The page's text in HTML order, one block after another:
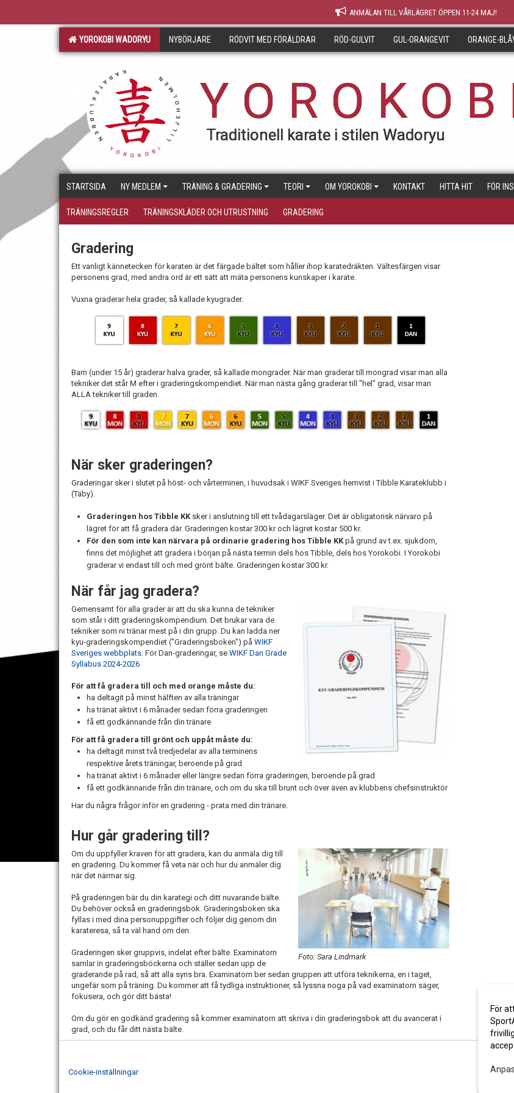
ANMÄLAN TILL VÅRLÄGRET ÖPPEN 11-24 MAJ!
YOROKOBI WADORYU NYBÖRJARE RÖDVIT MED FÖRÄLDRAR RÖD-GULVIT GUL-ORANGEVIT ORANGE-
Y O R O K O B
Traditionell karate i stilen Wadoryu
STARTSIDA NY MEDLEM TRÄNING & GRADERING TEORI OM YOROKOBI KONTAKT HITTA HIT FÖR
TRÄNINGSREGLER TRÄNINGSKLÄDER OCH UTRUSTNING GRADERING
Gradering
Ett vanligt kännetecken för karaten är det färgade bältet som håller ihop karatedräkten. Vältesfärgen visar
personens grad, med andra ord är ett sätt att mäta personens kunskaper i karate.
Vuxna graderar hela grader, så kallade kyugrader.
Barn (under 15 år) graderar halva grader, så kallade mongrader. När man graderar till mongrad visar man alla
tekniker det står M efter i graderingskompendiet. När man nästa gång graderar till "hel" grad, visar man
ALLA tekniker till graden.
När sker graderingen?
Graderingar sker i slutet på höst- och vårterminen, i huvudsak i WIKF Sveriges hemvist i Tibble Karateklubb i
(Täby).
Graderingen hos Tibble KKsker i anslutning till ett tvådagarsläger. Det är obligatorisk närvaro på
lägret för att få gradera där. Graderingen kostar 300 kr och lägret kostar 500 kr.
För den som inte kan närvara på ordinarie gradering hos Tibble KKpå grund av t.ex. sjukdom,
finns det möjlighet att gradera i början på nästa termin dels hos Tibble, dels hos Yorokobi. I Yorokobi
graderar vi endast till och med grönt bälte. Graderingen kostar 300 kr.
När får jag gradera?
Gemensamt för alla grader är att du ska kunna de tekniker
som står i ditt graderingskompendium. Det brukar vara de
tekniker som ni tränar mest på i din grupp. Du kan ladda ner
kyu-graderingskompendiet ("Graderingsboken") på WIKF
Sveriges webbplats. För Dan-graderingar, se WIKF Dan Grade
Syllabus 2024-2026
För att få gradera till och med orange måste du:
ha deltagit på minst hälften av alla träningar
ha tränat aktivt i 6 månader sedan förra graderingen
få ett godkännande från din tränare
För att få gradera till grönt och uppåt måste du:
ha deltagit minst två tredjedelar av alla terminens
respektive årets träningar, beroende på grad
ha tränat aktivt i 6 månader eller längre sedan förra graderingen, beroende på grad
få ett godkännande från din tränare, och om du ska till brunt och över även av klubbens chefsinstruktör
Har du några frågor inför en gradering - prata med din tränare.
Hur går gradering till?
Foto: Sara Lindmark
Om du uppfyller kraven för att gradera, kan du anmäla dig till
en gradering. Du kommer få veta när och hur du anmäler dig
när det närmar sig.
På graderingen bär du din karategi och ditt nuvarande bälte.
Du behöver också en graderingsbok. Graderingsboken ska
fyllas i med dina personuppgifter och följer dig genom din
karateresa, så ta väl hand om den.
Graderingen sker gruppvis, indelat efter bälte. Examinatorn
samlar in graderingsböckerna och ställer sedan upp de
graderande på rad, så att alla syns bra. Examinatorn ber sedan gruppen att utföra teknikerna, en i taget,
ungefär som på träning. Du kommer att få tydliga instruktioner, så lyssna noga på vad examinatorn säger,
fokusera, och gör ditt bästa!
Om du gör en godkänd gradering så kommer examinatorn att skriva i din graderingsbok att du avancerat i
grad, och du får ditt nästa bälte.
Cookie-inställningar
För